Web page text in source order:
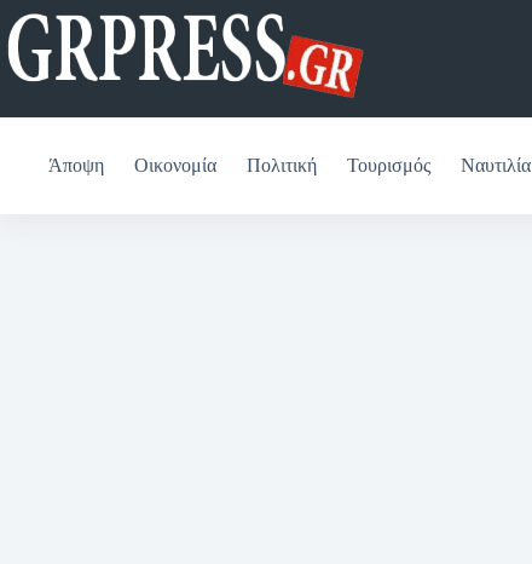
Μετάβαση
στο
περιεχόμενο
Άποψη Οικονομία Πολιτική Τουρισμός Ναυτιλία